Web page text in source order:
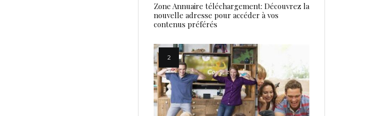
Zone Annuaire téléchargement: Découvrez la
nouvelle adresse pour accéder à vos
contenus préférés